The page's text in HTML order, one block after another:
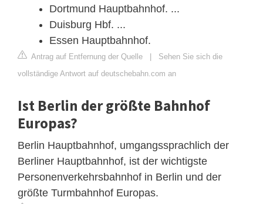
Dortmund Hauptbahnhof. ...
Duisburg Hbf. ...
Essen Hauptbahnhof.
Antrag auf Entfernung der Quelle
Sehen Sie sich die
vollständige Antwort auf deutschebahn.com an
Ist Berlin der größte Bahnhof
Europas?
Berlin Hauptbahnhof, umgangssprachlich der
Berliner Hauptbahnhof, ist der wichtigste
Personenverkehrsbahnhof in Berlin und der
größte Turmbahnhof Europas.